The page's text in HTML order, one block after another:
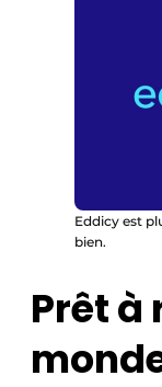
Eddicy est
bien.
Prêt à